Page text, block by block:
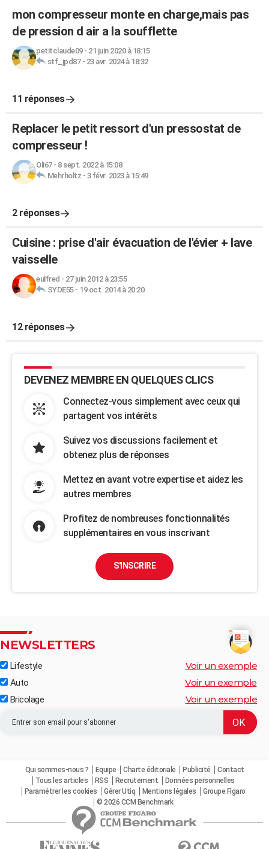
mon compresseur monte en charge,mais pas
de pression d air a la soufflette
petitclaude09- 21 juin 2020 à 18:15
stf_jpd87- 23 avr. 2024 à 18:32
11 réponses
Replacer le petit ressort d'un pressostat de
compresseur !
Oli67- 8 sept. 2022 à 15:08
Mehrholtz - 3 févr. 2023 à 15:49
2 réponses
Cuisine : prise d'air évacuation de l'évier + lave
vaisselle
eulfred - 27 juin 2012 à 23:55
SYDE55- 19 oct. 2014 à 20:20
12 réponses
DEVENEZ MEMBRE EN QUELQUES CLICS
Connectez-vous simplement avec ceux qui
partagent vos intérêts
Suivez vos discussions facilement et
obtenez plus de réponses
Mettez en avant votre expertise et aidez les
autres membres
Profitez de nombreuses fonctionnalités
supplémentaires en vous inscrivant
S'INSCRIRE
NEWSLETTERS
Lifestyle Voir un exemple
Auto Voir un exemple
Bricolage Voir un exemple
Qui sommes-nous ? Equipe Charte éditoriale Publicité
Contact
Tous les articles
RSS Recrutement
Données personnelles
Paramétrer les cookies
Gérer Utiq Mentions légales
Groupe Figaro
© 2026 CCM Benchmark